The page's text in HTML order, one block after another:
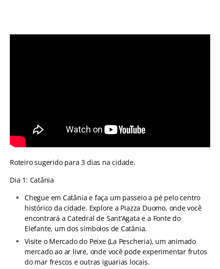
Roteiro sugerido para 3 dias na cidade.
Dia 1: Catânia
Chegue em Catânia e faça um passeio a pé pelo centro
histórico da cidade. Explore a Piazza Duomo, onde você
encontrará a Catedral de Sant’Agata e a Fonte do
Elefante, um dos símbolos de Catânia.
Visite o Mercado do Peixe (La Pescheria), um animado
mercado ao ar livre, onde você pode experimentar frutos
do mar frescos e outras iguarias locais.